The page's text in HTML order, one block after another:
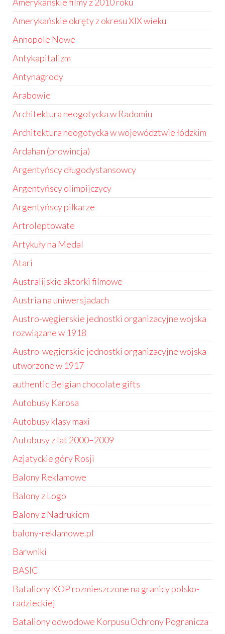
Amerykańskie okręty z okresu XIX wieku
Annopole Nowe
Antykapitalizm
Antynagrody
Arabowie
Architektura neogotycka w Radomiu
Architektura neogotycka w województwie łódzkim
Ardahan (prowincja)
Argentyńscy długodystansowcy
Argentyńscy olimpijczycy
Argentyńscy piłkarze
Artroleptowate
Artykuły na Medal
Atari
Australijskie aktorki filmowe
Austria na uniwersjadach
Austro-węgierskie jednostki organizacyjne wojska
rozwiązane w 1918
Austro-węgierskie jednostki organizacyjne wojska
utworzone w 1917
authentic Belgian chocolate gifts
Autobusy Karosa
Autobusy klasy maxi
Autobusy z lat 2000–2009
Azjatyckie góry Rosji
Balony Reklamowe
Balony z Logo
Balony z Nadrukiem
balony-reklamowe.pl
Barwniki
BASIC
Bataliony KOP rozmieszczone na granicy polsko-
radzieckiej
Bataliony odwodowe Korpusu Ochrony Pogranicza